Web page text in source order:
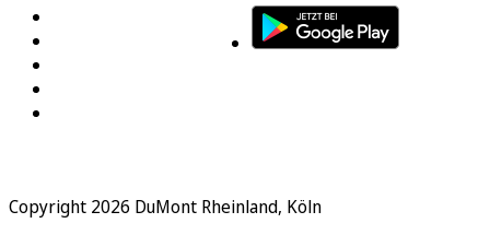
Copyright 2026 DuMont Rheinland, Köln